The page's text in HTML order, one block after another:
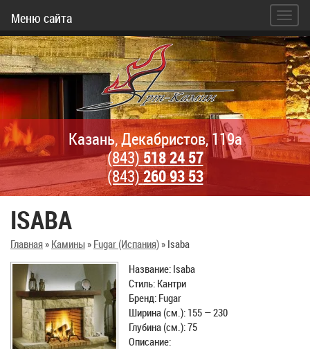
Меню сайта
Казань, Декабристов, 119а
(843)518 24 57
(843)260 93 53
ISABA
Главная» Камины» Fugar (Испания)» Isaba
Название: Isaba
Стиль: Кантри
Бренд: Fugar
Ширина (см.): 155 — 230
Глубина (см.): 75
Описание: